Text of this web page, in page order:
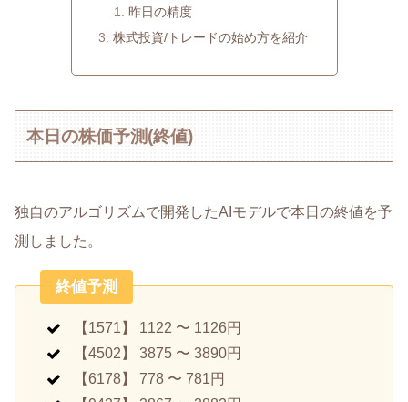
昨日の精度
株式投資/トレードの始め方を紹介
本日の株価予測(終値)
独自のアルゴリズムで開発したAIモデルで本日の終値を予
測しました。
終値予測
【1571】 1122 〜 1126円
【4502】 3875 〜 3890円
【6178】 778 〜 781円